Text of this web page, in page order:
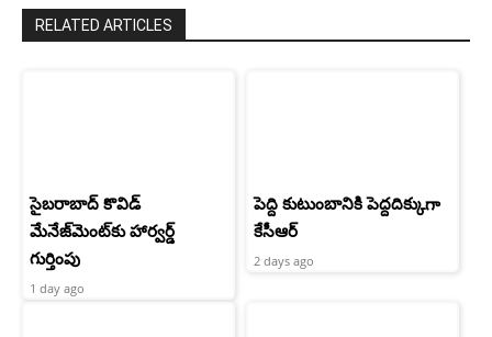
RELATED ARTICLES
సైబరాబాద్‌ కొవిడ్‌
మేనేజ్‌మెంట్‌కు హార్వర్డ్‌
గుర్తింపు
1 day ago
పెద్ది కుటుంబానికి పెద్దదిక్కుగా
కేసీఆర్
2 days ago